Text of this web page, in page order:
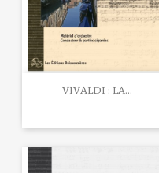
VIVALDI : LA...